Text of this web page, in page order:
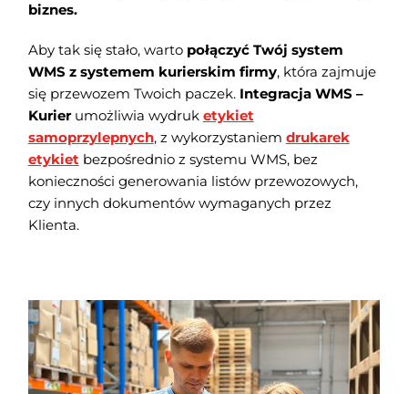
biznes.
Aby tak się stało, warto połączyć Twój system
WMS z systemem kurierskim firmy, która zajmuje
się przewozem Twoich paczek. Integracja WMS –
Kurierumożliwia wydruk etykiet
samoprzylepnych, z wykorzystaniem drukarek
etykietbezpośrednio z systemu WMS, bez
konieczności generowania listów przewozowych,
czy innych dokumentów wymaganych przez
Klienta.